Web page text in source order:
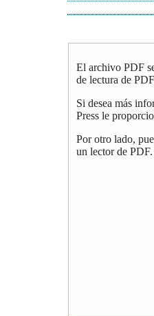
El archivo PDF
de lectura de
Si desea más
Press le
Por otro lado,
un lector de